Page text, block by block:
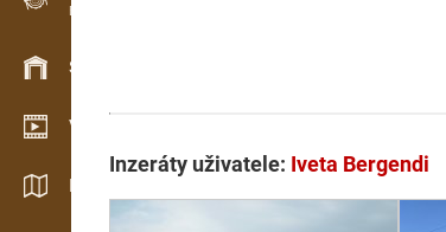
Evidence dřeva v terénu
Skladové hospodářství
Video showroom
Katalogy / Brožury
Inzeráty uživatele: Iveta Bergendi